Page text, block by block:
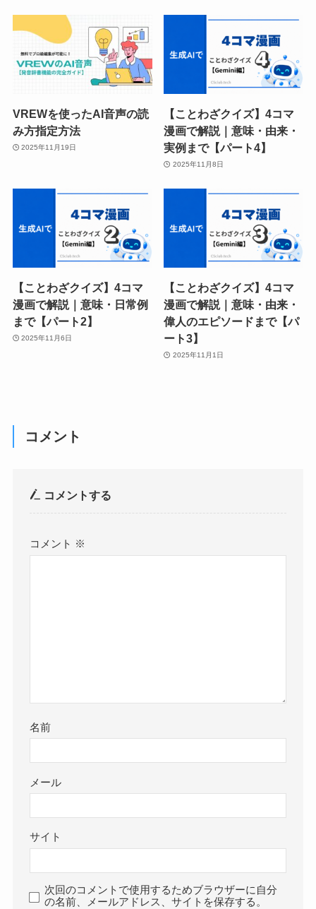
VREWを使ったAI音声の読
み方指定方法
2025年11月19日
【ことわざクイズ】4コマ
漫画で解説｜意味・由来・
実例まで【パート4】
2025年11月8日
【ことわざクイズ】4コマ
漫画で解説｜意味・日常例
まで【パート2】
2025年11月6日
【ことわざクイズ】4コマ
漫画で解説｜意味・由来・
偉人のエピソードまで【パ
ート3】
2025年11月1日
コメント
コメントする
コメント ※
名前
メール
サイト
次回のコメントで使用するためブラウザーに自分
の名前、メールアドレス、サイトを保存する。